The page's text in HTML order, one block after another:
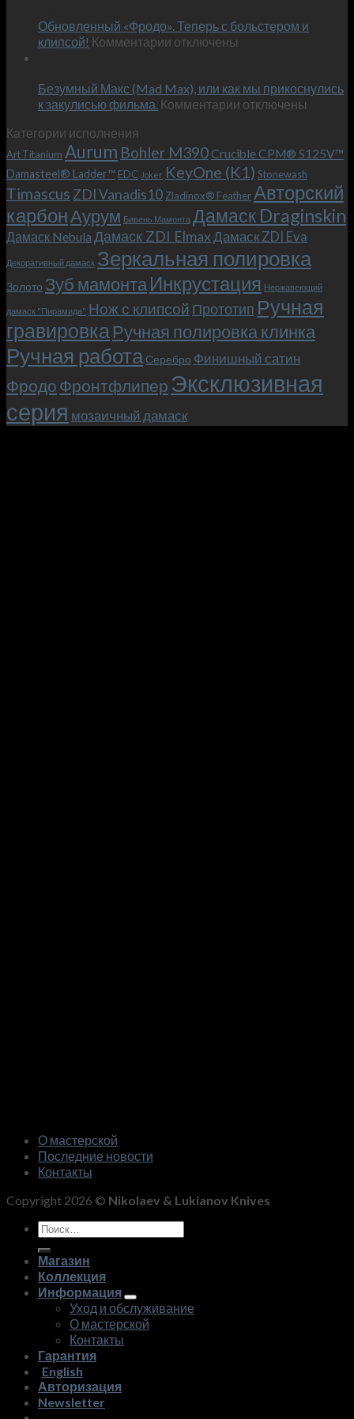
–
и
KeyOne
Обновленный «Фродо». Теперь с больстером и
клипсой! Комментарии к
«Фродо».
Теперь
и
клипсой!
отключены
Безумный Макс (Mad Max), или как мы прикоснулись
к закулисью фильма. Комментарии к
Макс
(Mad
Max),
или
как
мы
прикоснулись
к
фильма.
отключены
Категории исполнения
Art Titanium Aurum Bohler M390Crucible CPM® S125V™
Damasteel® Ladder™ EDC Joker KeyOne (K1) Stonewash
Timascus ZDI Vanadis10 Zladinox® FeatherАвторский
карбонАурум Бивень Мамонта Дамаск Draginskin
Дамаск Nebula Дамаск ZDI ElmaxДамаск ZDI Eva
Декоративный дамаск Зеркальная полировка
Золото Зуб мамонтаИнкрустация Нержавеющий
дамаск "Пирамида" Нож с клипсой Прототип Ручная
гравировкаРучная полировка клинка
Ручная работа Серебро Финишный сатин
Фродо Фронтфлипер Эксклюзивная
серия мозаичный дамаск
О мастерской
Последние новости
Контакты
Copyright 2026 © Nikolaev & Lukianov Knives
Искать:
Магазин
Коллекция
Информация
Уход и обслуживание
О мастерской
Контакты
Гарантия
English
Авторизация
Newsletter